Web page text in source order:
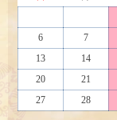
6
7
13
14
20
21
27
28